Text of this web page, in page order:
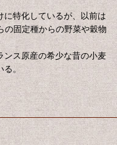
特化しているが、以前は
の固定種からの野菜や穀物
ンス原産の希少な昔の小麦
る。